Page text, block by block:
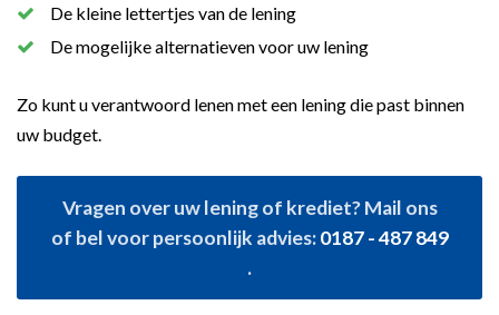
De kleine lettertjes van de lening
De mogelijke alternatieven voor uw lening
Zo kunt u verantwoord lenen met een lening die past binnen
uw budget.
Vragen over uw lening of krediet? Mail ons
of bel voor persoonlijk advies:0187 - 487 849
.